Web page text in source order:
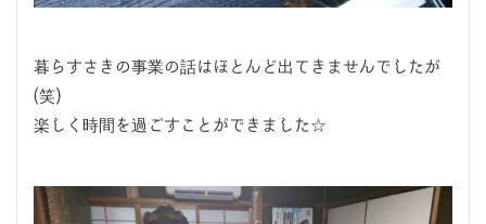
暮らすさきの事業の話はほとんど出てきませんでしたが
(笑)
楽しく時間を過ごすことができました☆